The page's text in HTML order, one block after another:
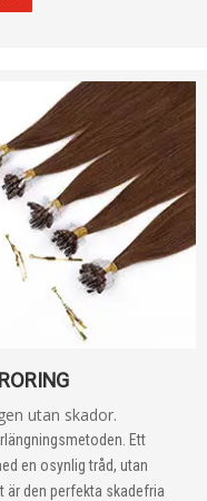
utan skador.
Ett
en osynlig tråd, utan
är den perfekta skadefria